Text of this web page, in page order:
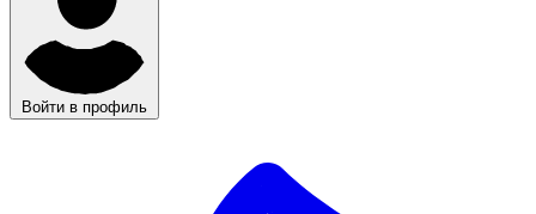
Войти в профиль